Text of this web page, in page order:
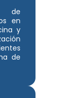
de
en
y
de